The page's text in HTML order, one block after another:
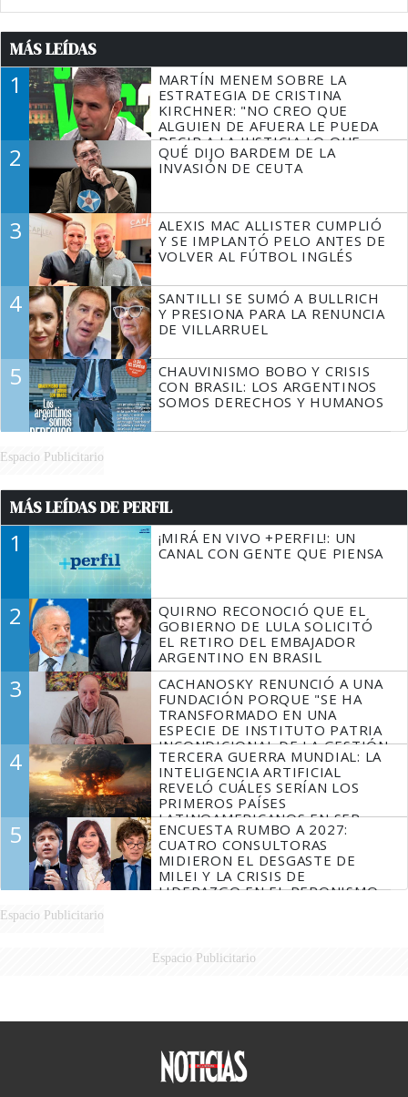
MÁS LEÍDAS
1
MARTÍN MENEM SOBRE LA
ESTRATEGIA DE CRISTINA
KIRCHNER: "NO CREO QUE
ALGUIEN DE AFUERA LE PUEDA
DECIR A LA JUSTICIA LO QUE
TIENE QUE HACER"
2
QUÉ DIJO BARDEM DE LA
INVASIÓN DE CEUTA
3
ALEXIS MAC ALLISTER CUMPLIÓ
Y SE IMPLANTÓ PELO ANTES DE
VOLVER AL FÚTBOL INGLÉS
4
SANTILLI SE SUMÓ A BULLRICH
Y PRESIONA PARA LA RENUNCIA
DE VILLARRUEL
5
CHAUVINISMO BOBO Y CRISIS
CON BRASIL: LOS ARGENTINOS
SOMOS DERECHOS Y HUMANOS
Espacio Publicitario
MÁS LEÍDAS DE PERFIL
1
¡MIRÁ EN VIVO +PERFIL!: UN
CANAL CON GENTE QUE PIENSA
2
QUIRNO RECONOCIÓ QUE EL
GOBIERNO DE LULA SOLICITÓ
EL RETIRO DEL EMBAJADOR
ARGENTINO EN BRASIL
3
CACHANOSKY RENUNCIÓ A UNA
FUNDACIÓN PORQUE "SE HA
TRANSFORMADO EN UNA
ESPECIE DE INSTITUTO PATRIA
INCONDICIONAL DE LA GESTIÓN
DE MILEI"
4
TERCERA GUERRA MUNDIAL: LA
INTELIGENCIA ARTIFICIAL
REVELÓ CUÁLES SERÍAN LOS
PRIMEROS PAÍSES
LATINOAMERICANOS EN SER
DERROTADOS
5
ENCUESTA RUMBO A 2027:
CUATRO CONSULTORAS
MIDIERON EL DESGASTE DE
MILEI Y LA CRISIS DE
LIDERAZGO EN EL PERONISMO
Espacio Publicitario
Espacio Publicitario